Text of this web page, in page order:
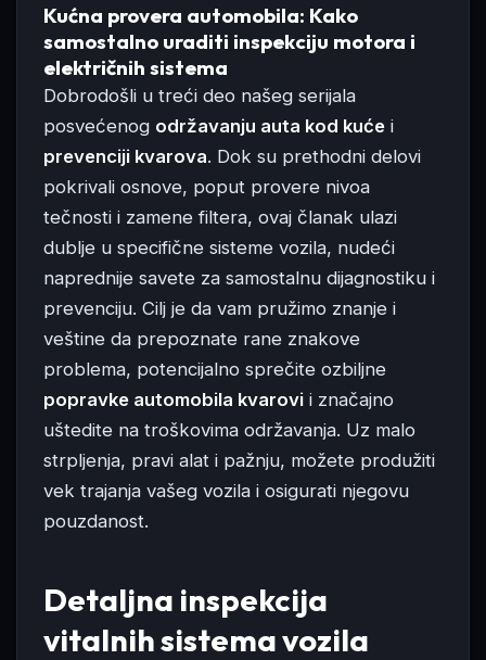
Kućna provera automobila: Kako
samostalno uraditi inspekciju motora i
električnih sistema
Dobrodošli u treći deo našeg serijala
posvećenog održavanju auta kod kuće i
prevenciji kvarova. Dok su prethodni delovi
pokrivali osnove, poput provere nivoa
tečnosti i zamene filtera, ovaj članak ulazi
dublje u specifične sisteme vozila, nudeći
naprednije savete za samostalnu dijagnostiku i
prevenciju. Cilj je da vam pružimo znanje i
veštine da prepoznate rane znakove
problema, potencijalno sprečite ozbiljne
popravke automobila kvarovi i značajno
uštedite na troškovima održavanja. Uz malo
strpljenja, pravi alat i pažnju, možete produžiti
vek trajanja vašeg vozila i osigurati njegovu
pouzdanost.
Detaljna inspekcija
vitalnih sistema vozila